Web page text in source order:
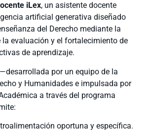
iLex, un asistente docente
artificial generativa diseñado
del Derecho mediante la
evaluación y el fortalecimiento de
de aprendizaje.
por un equipo de la
y Humanidades e impulsada por
a través del programa
oportuna y específica.